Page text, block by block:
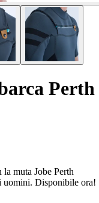
Perth
muta Jobe Perth
uomini. Disponibile ora!